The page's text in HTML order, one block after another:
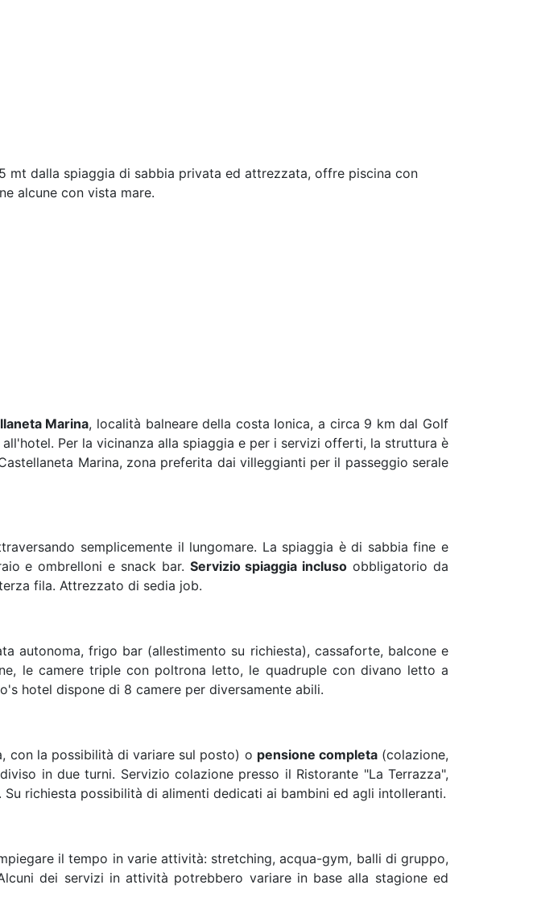
Next
mt dalla spiaggia di sabbia privata ed attrezzata, offre piscina con
alcune con vista mare.
Marina, località balneare della costa Ionica, a circa 9 km dal Golf
Per la vicinanza alla spiaggia e per i servizi offerti, la struttura è
Marina, zona preferita dai villeggianti per il passeggio serale
semplicemente il lungomare. La spiaggia è di sabbia fine e
e ombrelloni e snack bar. Servizio spiaggia incluso obbligatorio da
fila. Attrezzato di sedia job.
autonoma, frigo bar (allestimento su richiesta), cassaforte, balcone e
le camere triple con poltrona letto, le quadruple con divano letto a
hotel dispone di 8 camere per diversamente abili.
con la possibilità di variare sul posto) o pensione completa(colazione,
in due turni. Servizio colazione presso il Ristorante "La Terrazza",
richiesta possibilità di alimenti dedicati ai bambini ed agli intolleranti.
il tempo in varie attività: stretching, acqua-gym, balli di gruppo,
dei servizi in attività potrebbero variare in base alla stagione ed